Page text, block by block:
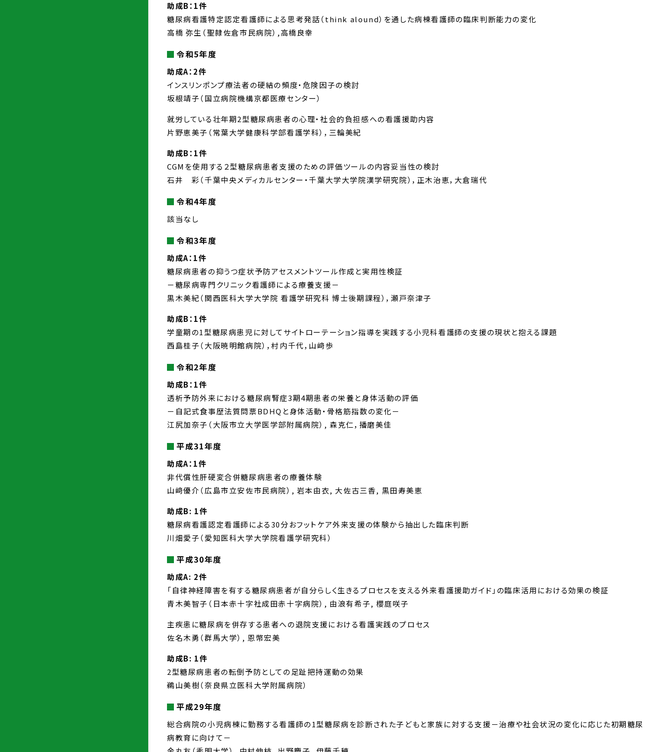
助成B：1件
糖尿病看護特定認定看護師による思考発話（think alound）を通した病棟看護師の臨床判断能力の変化
高橋 弥生（聖隷佐倉市民病院）,高橋良幸
令和5年度
助成A：2件
インスリンポンプ療法者の硬結の頻度・危険因子の検討
坂根靖子（国立病院機構京都医療センター）
就労している壮年期2型糖尿病患者の心理・社会的負担感への看護援助内容
片野恵美子（常葉大学健康科学部看護学科），三輪美紀
助成B：1件
CGMを使用する２型糖尿病患者支援のための評価ツールの内容妥当性の検討
石井 彩（千葉中央メディカルセンター・千葉大学大学院漢学研究院），正木治恵，大倉瑞代
令和4年度
該当なし
令和3年度
助成A：1件
糖尿病患者の抑うつ症状予防アセスメントツール作成と実用性検証
－糖尿病専門クリニック看護師による療養支援－
黒木美紀（関西医科大学大学院 看護学研究科 博士後期課程），瀬戸奈津子
助成B：1件
学童期の1型糖尿病患児に対してサイトローテーション指導を実践する小児科看護師の支援の現状と抱える課題
西島桂子（大阪暁明館病院），村内千代，山﨑歩
令和2年度
助成B：1件
透析予防外来における糖尿病腎症3期4期患者の栄養と身体活動の評価
－自記式食事歴法質問票BDHQと身体活動・骨格筋指数の変化－
江尻加奈子（大阪市立大学医学部附属病院）, 森克仁，播磨美佳
平成31年度
助成A：1件
非代償性肝硬変合併糖尿病患者の療養体験
山﨑優介（広島市立安佐市民病院）, 岩本由衣, 大佐古三香, 黒田寿美恵
助成B: 1件
糖尿病看護認定看護師による30分おフットケア外来支援の体験から抽出した臨床判断
川畑愛子（愛知医科大学大学院看護学研究科）
平成30年度
助成A: 2件
「自律神経障害を有する糖尿病患者が自分らしく生きるプロセスを支える外来看護援助ガイド」の臨床活用における効果の検証
青木美智子（日本赤十字社成田赤十字病院）, 由浪有希子, 櫻庭咲子
主疾患に糖尿病を併存する患者への退院支援における看護実践のプロセス
佐名木勇（群馬大学）, 恩幣宏美
助成B: 1件
2型糖尿病患者の転倒予防としての足趾把持運動の効果
鵜山美樹（奈良県立医科大学附属病院）
平成29年度
総合病院の小児病棟に勤務する看護師の1型糖尿病を診断された子どもと家族に対する支援－治療や社会状況の変化に応じた初期糖尿
病教育に向けて－